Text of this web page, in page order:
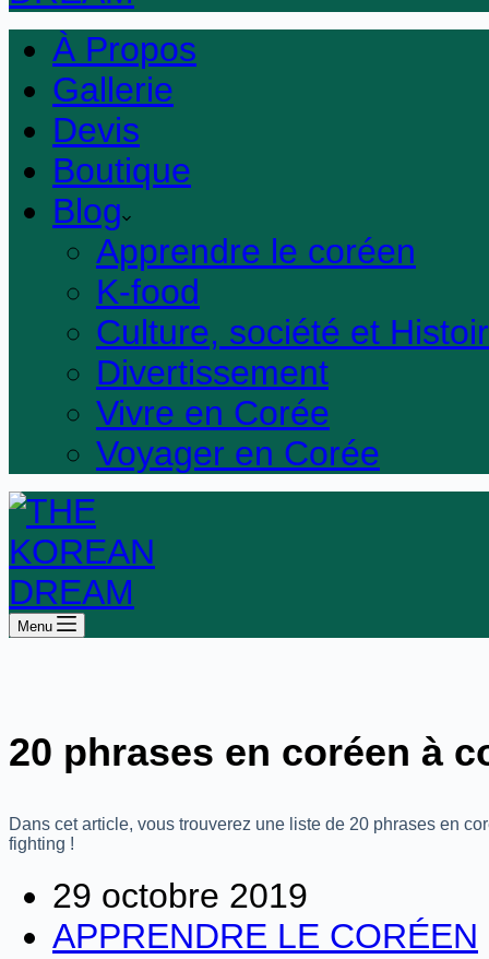
À Propos
Gallerie
Devis
Boutique
Blog
Apprendre le coréen
K-food
Culture, société et
Divertissement
Vivre en Corée
Voyager en Corée
Menu
20 phrases en coréen à
Dans cet article, vous trouverez une liste de 20 phrases en
fighting !
29 octobre 2019
APPRENDRE LE CORÉEN